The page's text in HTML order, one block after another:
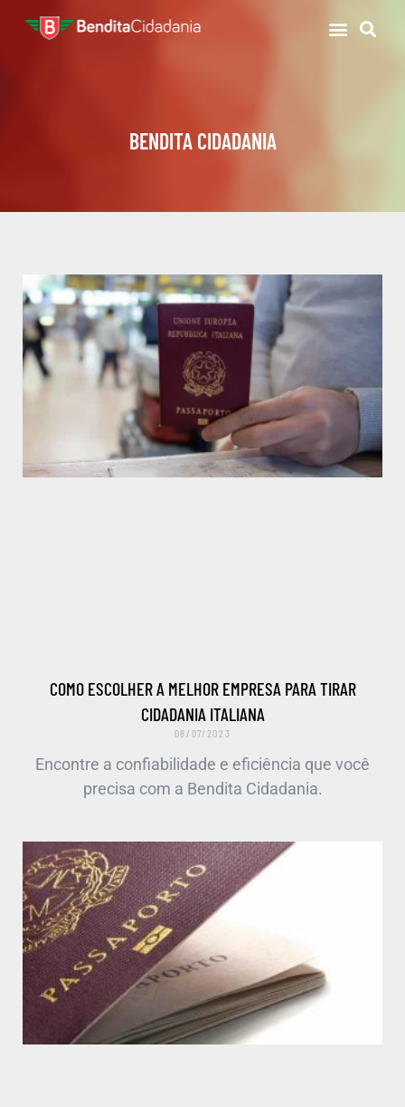
BENDITA CIDADANIA
COMO ESCOLHER A MELHOR EMPRESA PARA TIRAR
CIDADANIA ITALIANA
08/07/2023
Encontre a confiabilidade e eficiência que você
precisa com a Bendita Cidadania.